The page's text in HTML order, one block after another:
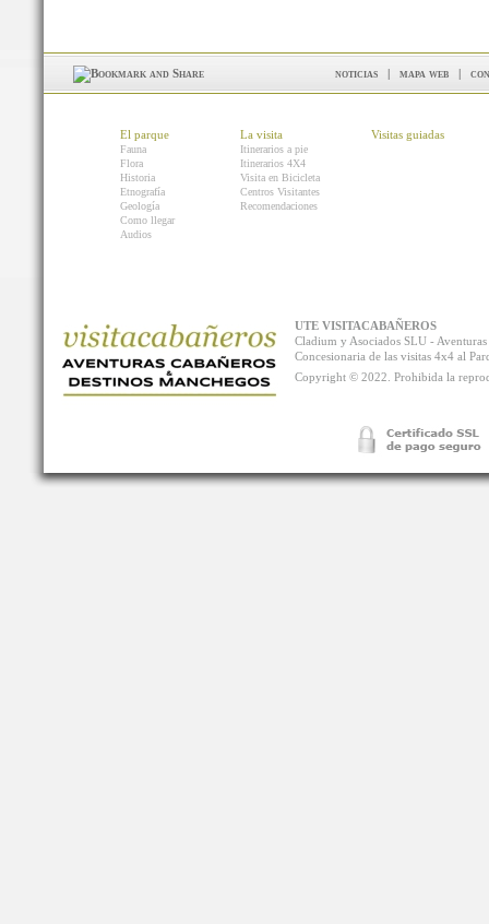
noticias | mapa web |
El parque
Fauna
Flora
Historia
Etnografía
Geología
Como llegar
Audios
La visita
Itinerarios a pie
Itinerarios 4X4
Visita en Bicicleta
Centros Visitantes
Recomendaciones
Visitas guiadas
UTE VISITACABAÑEROS
Cladium y Asociados SLU -
Concesionaria de las visitas 4x4 al
Copyright © 2022. Prohibida la